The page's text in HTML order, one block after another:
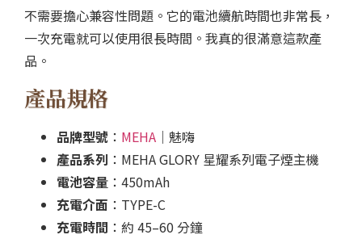
不需要擔心兼容性問題。它的電池續航時間也非常長，
一次充電就可以使用很長時間。我真的很滿意這款產
品。
產品規格
品牌型號 ： MEHA ｜魅嗨
產品系列 ：MEHA GLORY 星耀系列電子煙主機
電池容量 ：450mAh
充電介面 ：TYPE-C
充電時間 ：約 45–60 分鐘